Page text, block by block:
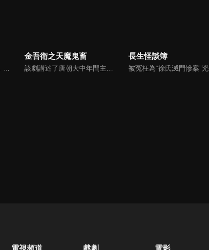
江湖俠女王瑞秋誤入王府，替換新娘，攪亂了腹黑王爺的新婚和潛心設計的捉賊大計。跑路不成的王瑞秋只能頂着王妃的身份配合王爺演出，兩人鬥智鬥勇最終日久生情，攜手共破陰謀詭計。
金吾衛之天魔鬼畜
該劇講述了唐朝大中年間主角金吾衛上將軍蕭雲帆為解決發生在長安都城的一系列詭異事件，破解所謂“神魔”的迷信傳說，層層瓦解當朝權臣企圖分裂國土某朝篡位的陰謀，拯救整個國家後和女主隱世而居的故事。
長生怪談簿
電視頻道 戲劇 電影